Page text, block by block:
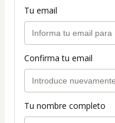
Tu email
Confirma tu email
Tu nombre completo